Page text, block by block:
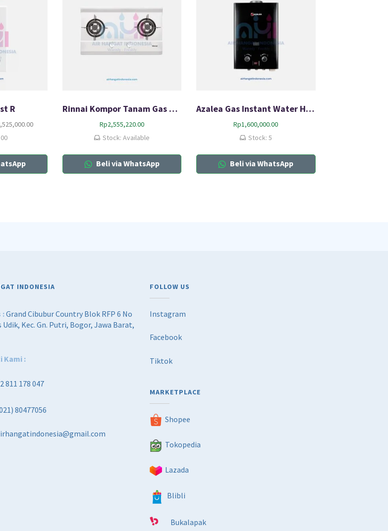
R
C
r
n
5
2
.
.
Rinnai Kompor Tanam Gas HOB RB-712N (S)
Rp2,555,220.00
Stock: Available
Beli via WhatsApp
Azalea Gas Instant Water Heater AYGWH6B
Rp1,600,000.00
Stock: 5
Beli via WhatsApp
INDONESIA
:Grand Cibubur Country Blok RFP 6 No
Udik, Kec. Gn. Putri, Bogor, Jawa Barat,
Kami :
811 178 047
80477056
FOLLOW US
Instagram
Facebook
Tiktok
MARKETPLACE
Shopee
Tokopedia
Lazada
Blibli
Bukalapak